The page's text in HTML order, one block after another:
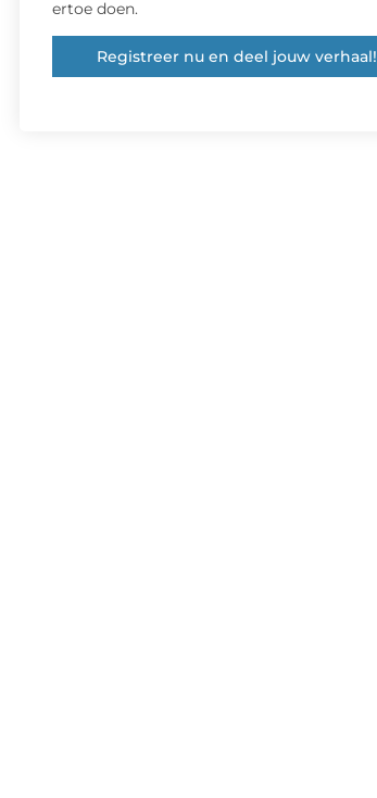
ertoe doen.
Registreer nu en deel jouw verhaal!